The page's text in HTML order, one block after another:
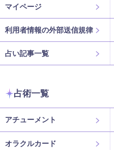
マイページ
利用者情報の外部送信規律
占い記事一覧
占術一覧
アチューメント
オラクルカード